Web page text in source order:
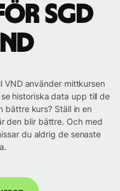
SGD
VND använder mittkursen
historiska data upp till de
bättre kurs? Ställ in en
den blir bättre. Och med
du aldrig de senaste